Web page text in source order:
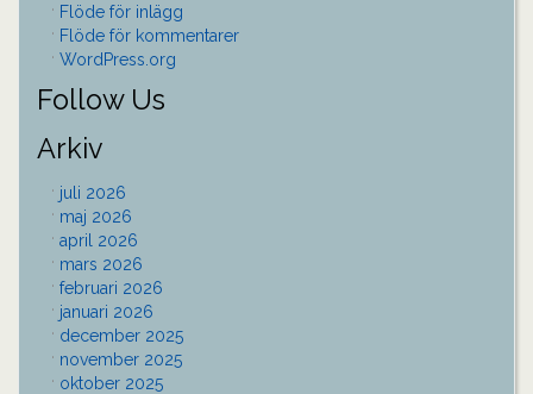
Flöde för inlägg
Flöde för kommentarer
WordPress.org
Follow Us
Arkiv
juli 2026
maj 2026
april 2026
mars 2026
februari 2026
januari 2026
december 2025
november 2025
oktober 2025